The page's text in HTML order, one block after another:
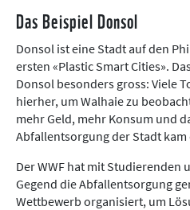
Das Beispiel Donsol
Donsol ist eine Stadt auf den
ersten «Plastic Smart Cities».
Donsol besonders gross: Viele
hierher, um Walhaie zu
mehr Geld, mehr Konsum und
Abfallentsorgung der Stadt
Der WWF hat mit Studierenden
Gegend die Abfallentsorgung
Wettbewerb organisiert, um